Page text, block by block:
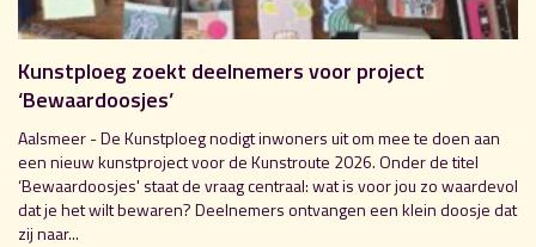
Kunstploeg zoekt deelnemers voor project
‘Bewaardoosjes’
Aalsmeer - De Kunstploeg nodigt inwoners uit om mee te doen aan
een nieuw kunstproject voor de Kunstroute 2026. Onder de titel
‘Bewaardoosjes' staat de vraag centraal: wat is voor jou zo waardevol
dat je het wilt bewaren? Deelnemers ontvangen een klein doosje dat
zij naar...